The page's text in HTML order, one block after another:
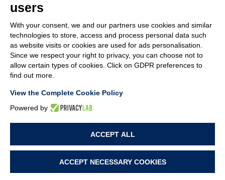
EMPRESA
ATENCIÓN AL CLIENTE
ÚNETE A NOSOTROS
TERMS & CONDITIONS
CODE OF ETHICS
WHISTLEBLOWING
POLÍTICA DE PRIVACIDAD
POLÍTICA DE COOKIES
PREFERENCIAS DE COOKIES
PROJECT BYWEBIMMAGINE
users
With your consent, we and our partners use cookies and similar
technologies to store, access and process personal data such
as website visits or cookies are used for ads personalisation.
Since we respect your right to privacy, you can choose not to
allow certain types of cookies. Click on GDPR preferences to
find out more.
View the Complete Cookie Policy
Powered by
ACCEPT ALL
ACCEPT NECESSARY COOKIES